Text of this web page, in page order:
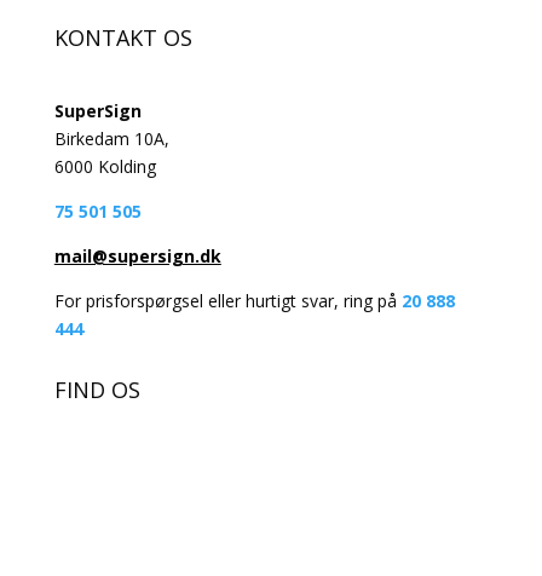
KONTAKT OS
SuperSign
Birkedam 10A,
6000 Kolding
75 501 505
mail@supersign.dk
For prisforspørgsel eller hurtigt svar, ring på 20 888
444
FIND OS